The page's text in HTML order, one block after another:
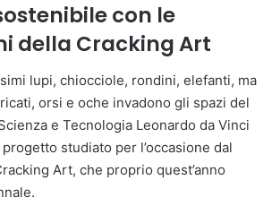
con le
della Cracking Art
lupi, chiocciole, rondini, elefanti, ma
orsi e oche invadono gli spazi del
e Tecnologia Leonardo da Vinci
studiato per l’occasione dal
Art, che proprio quest’anno